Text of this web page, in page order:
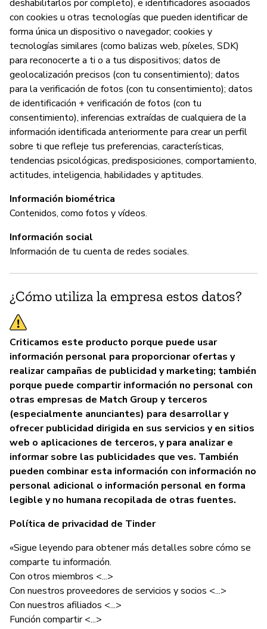
deshabilitarlos por completo), e identificadores asociados
con cookies u otras tecnologías que pueden identificar de
forma única un dispositivo o navegador; cookies y
tecnologías similares (como balizas web, píxeles, SDK)
para reconocerte a ti o a tus dispositivos; datos de
geolocalización precisos (con tu consentimiento); datos
para la verificación de fotos (con tu consentimiento); datos
de identificación + verificación de fotos (con tu
consentimiento), inferencias extraídas de cualquiera de la
información identificada anteriormente para crear un perfil
sobre ti que refleje tus preferencias, características,
tendencias psicológicas, predisposiciones, comportamiento,
actitudes, inteligencia, habilidades y aptitudes.
Información biométrica
Contenidos, como fotos y vídeos.
Información social
Información de tu cuenta de redes sociales.
¿Cómo utiliza la empresa estos datos?
Criticamos este producto porque puede usar
información personal para proporcionar ofertas y
realizar campañas de publicidad y marketing; también
porque puede compartir información no personal con
otras empresas de Match Group y terceros
(especialmente anunciantes) para desarrollar y
ofrecer publicidad dirigida en sus servicios y en sitios
web o aplicaciones de terceros, y para analizar e
informar sobre las publicidades que ves. También
pueden combinar esta información con información no
personal adicional o información personal en forma
legible y no humana recopilada de otras fuentes.
Política de privacidad de Tinder
«Sigue leyendo para obtener más detalles sobre cómo se
comparte tu información.
Con otros miembros <...>
Con nuestros proveedores de servicios y socios <...>
Con nuestros afiliados <...>
Función compartir <...>